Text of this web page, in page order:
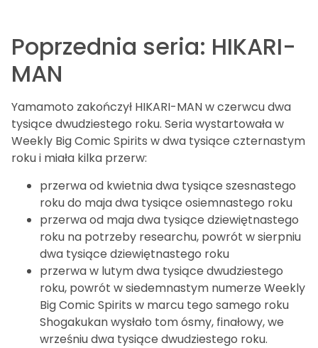
Poprzednia seria: HIKARI-
MAN
Yamamoto zakończył HIKARI-MAN w czerwcu dwa
tysiące dwudziestego roku. Seria wystartowała w
Weekly Big Comic Spirits w dwa tysiące czternastym
roku i miała kilka przerw:
przerwa od kwietnia dwa tysiące szesnastego
roku do maja dwa tysiące osiemnastego roku
przerwa od maja dwa tysiące dziewiętnastego
roku na potrzeby researchu, powrót w sierpniu
dwa tysiące dziewiętnastego roku
przerwa w lutym dwa tysiące dwudziestego
roku, powrót w siedemnastym numerze Weekly
Big Comic Spirits w marcu tego samego roku
Shogakukan wysłało tom ósmy, finałowy, we
wrześniu dwa tysiące dwudziestego roku.